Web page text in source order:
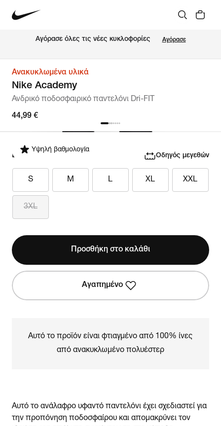
Αγόρασε όλες τις νέες κυκλοφορίες Αγόρασε
Ανακυκλωμένα υλικά
Nike Academy
Ανδρικό ποδοσφαιρικό παντελόνι Dri-FIT
44,99 €
Υψηλή βαθμολογία
Επιλογή μεγέθους Οδηγός μεγεθών
S M L XL XXL
3XL
Προσθήκη στο καλάθι
Αγαπημένο
Αυτό το προϊόν είναι φτιαγμένο από 100% ίνες
από ανακυκλωμένο πολυέστερ
Αυτό το ανάλαφρο υφαντό παντελόνι έχει σχεδιαστεί για
την προπόνηση ποδοσφαίρου και απομακρύνει τον